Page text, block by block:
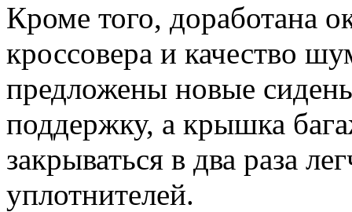
Кроме того, доработана
кроссовера и качество
предложены новые
поддержку, а крышка
закрываться в два раза
уплотнителей.